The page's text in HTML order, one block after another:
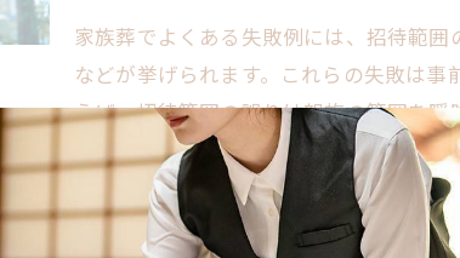
八王子市で家族葬に関する質問例
家族葬で後悔しない秘訣と事前準備の工夫
家族葬 失敗しないための準備チェック表
後悔しない家族葬のための準備術
家族葬の事前相談で得られる安心感
トラブル回避に役立つ家族葬準備ポイント
家族葬でよくある失敗例には、招待範
などが挙げられます。これらの失敗は
えば、招待範囲の誤りは親族の範囲を曖
明確に誰を家族とするかを決めることが
費用の見積もり不足によるトラブルは
スの理解不足が主な原因です。これを